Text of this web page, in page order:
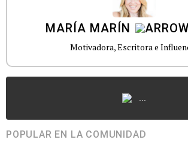
MARÍA MARÍN
Motivadora, Escritora e
...
POPULAR EN LA COMUNIDAD